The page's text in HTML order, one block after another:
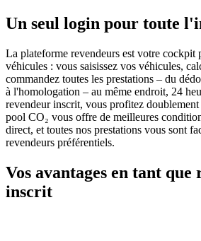
Un seul login pour toute
La plateforme revendeurs est votre cockpit
véhicules : vous saisissez vos véhicules,
commandez toutes les prestations – du
à l'homologation – au même endroit, 24
revendeur inscrit, vous profitez
pool CO₂ vous offre de meilleures
direct, et toutes nos prestations vous sont
revendeurs préférentiels.
Vos avantages en tant que
inscrit